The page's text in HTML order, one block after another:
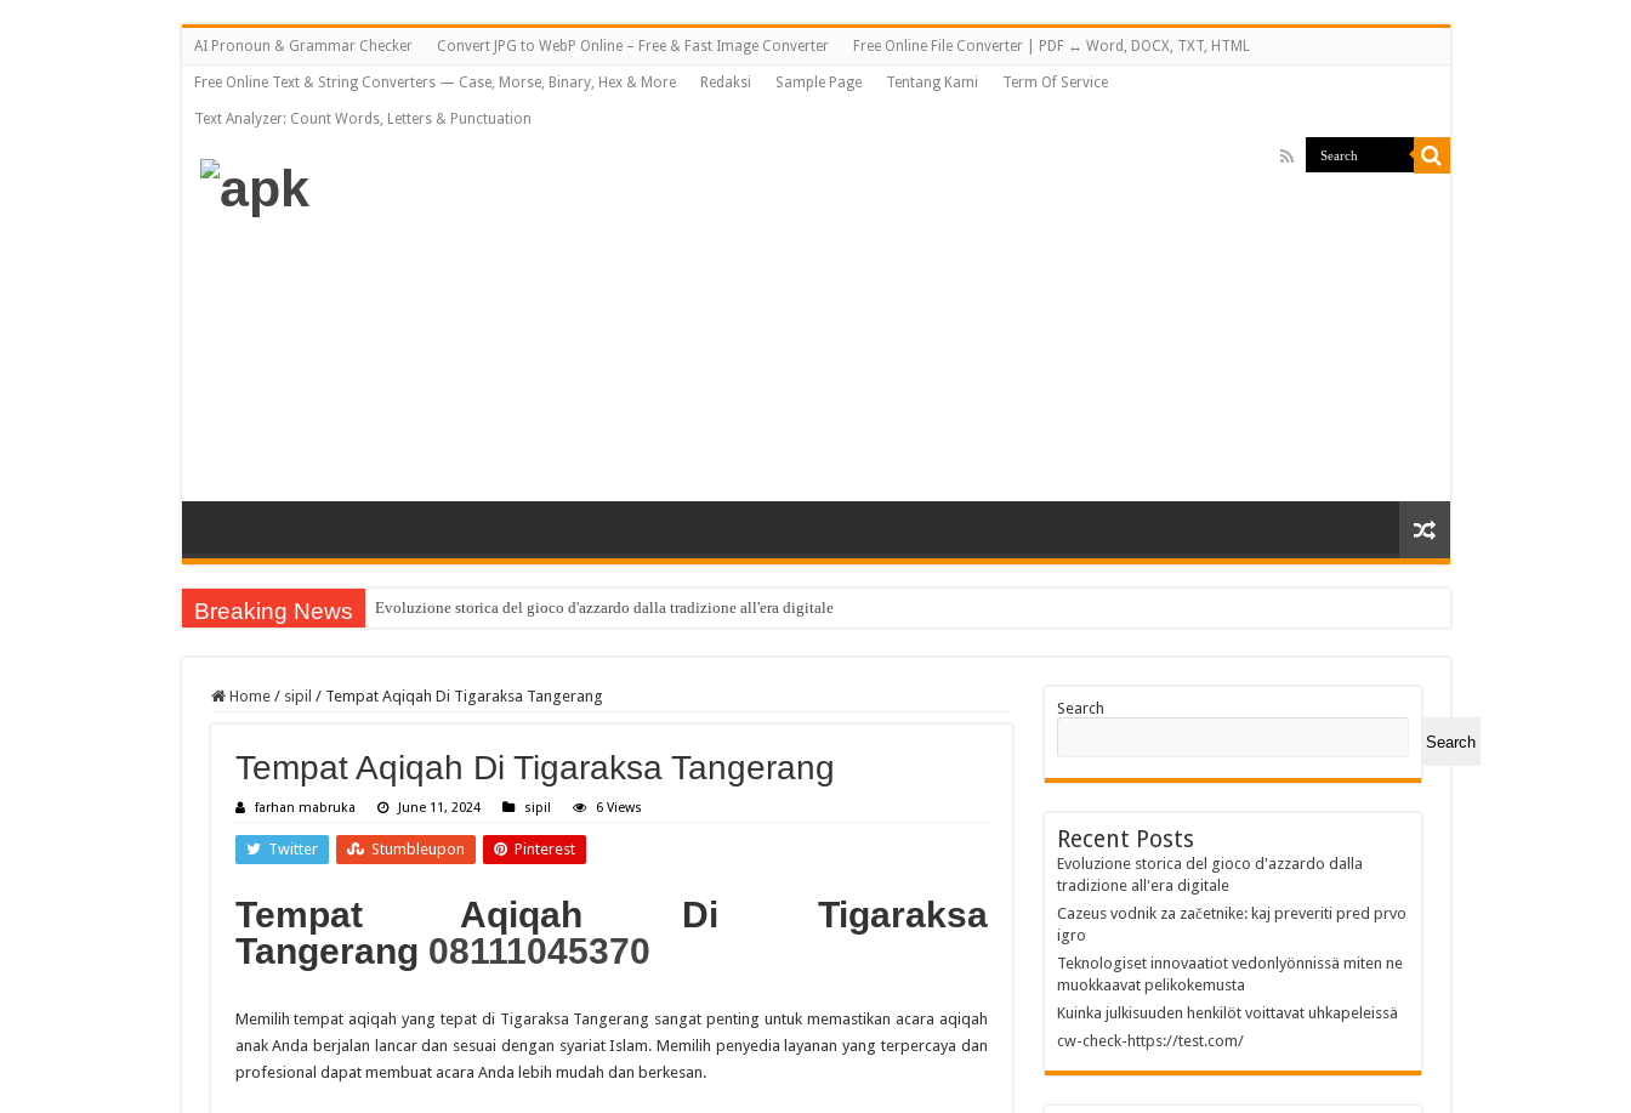
AI Pronoun & Grammar Checker Convert JPG to WebP Online – Free & Fast Image Converter Free Online File Converter | PDF ↔ Word, DOCX, TXT, HTML
Free Online Text & String Converters — Case, Morse, Binary, Hex & More Redaksi Sample Page Tentang Kami Term Of Service
Text Analyzer: Count Words, Letters & Punctuation
Breaking News Evoluzione storica del gioco d'azzardo dalla tradizione all'era digitale
Teknologiset innovaatiot vedonlyönnissä miten ne muokkaavat pelikokemusta
cw-check-https://test.com/
Sensible Medical insurance Preparations
Sensible Medical insurance Preparations
Guide des Meilleurs Sites de Jeu en Ligne pour 2026: Top Casino
Онлайн Казино України Фавбет казино Рейтинг Найкращих Сайтів
Home / sipil / Tempat Aqiqah Di Tigaraksa Tangerang
Tempat Aqiqah Di Tigaraksa Tangerang
farhan mabruka June 11, 2024 sipil 6 Views
Twitter Stumbleupon Pinterest
Tempat Aqiqah Di Tigaraksa
Tangerang 08111045370
Memilih tempat aqiqah yang tepat di Tigaraksa Tangerang sangat penting untuk memastikan acara aqiqah
anak Anda berjalan lancar dan sesuai dengan syariat Islam. Memilih penyedia layanan yang terpercaya dan
profesional dapat membuat acara Anda lebih mudah dan berkesan.
Search
Search
Recent Posts
Evoluzione storica del gioco d'azzardo dalla
tradizione all'era digitale
Cazeus vodnik za začetnike: kaj preveriti pred prvo
igro
Teknologiset innovaatiot vedonlyönnissä miten ne
muokkaavat pelikokemusta
Kuinka julkisuuden henkilöt voittavat uhkapeleissä
cw-check-https://test.com/